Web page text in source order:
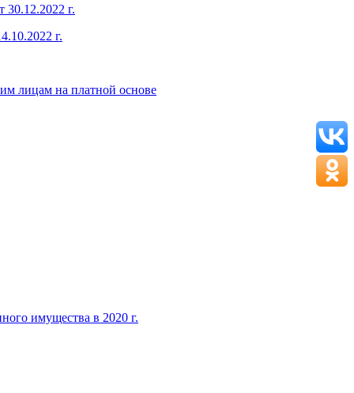
г.
г.
лицам на платной основе
имущества в 2020 г.